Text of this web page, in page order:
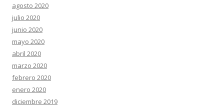
agosto 2020
julio 2020
junio 2020
mayo 2020
abril 2020
marzo 2020
febrero 2020
enero 2020
diciembre 2019